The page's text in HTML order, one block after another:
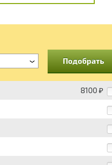
Подобрать
8100 ₽